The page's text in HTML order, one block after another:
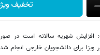
تخفیف
افزایش شهریه سالانه است در
برای دانشجویان خارجی انجام